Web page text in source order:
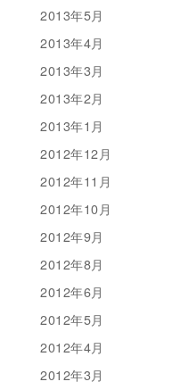
2013年5月
2013年4月
2013年3月
2013年2月
2013年1月
2012年12月
2012年11月
2012年10月
2012年9月
2012年8月
2012年6月
2012年5月
2012年4月
2012年3月